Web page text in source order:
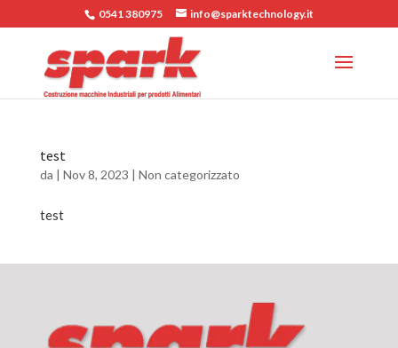
0541 380975 info@sparktechnology.it
test
da | Nov 8, 2023 | Non categorizzato
test